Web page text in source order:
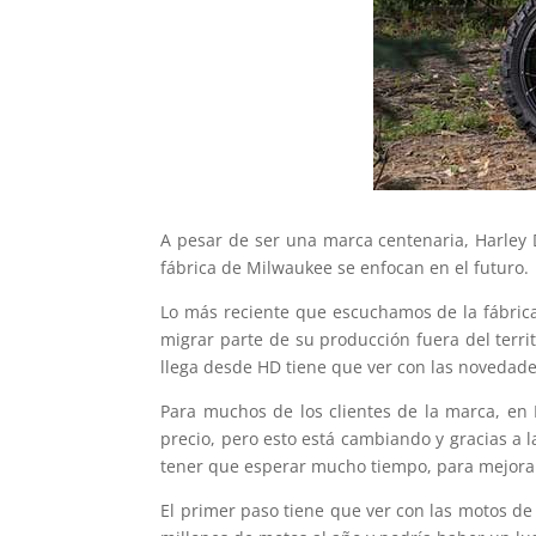
A pesar de ser una marca centenaria,
fábrica de Milwaukee se enfocan en el futuro.
Lo más reciente que escuchamos de la
migrar parte de su producción fuera del
llega desde HD tiene que ver con las
Para muchos de los clientes de la marca,
precio, pero esto está cambiando y gracias
tener que esperar mucho tiempo, para
El primer paso tiene que ver con las motos